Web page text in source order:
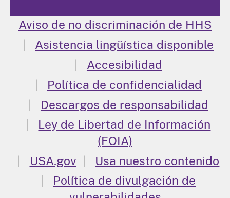
Aviso de no discriminación de HHS
Asistencia lingüística disponible
Accesibilidad
Política de confidencialidad
Descargos de responsabilidad
Ley de Libertad de Información
(FOIA)
USA.gov
Usa nuestro contenido
Política de divulgación de